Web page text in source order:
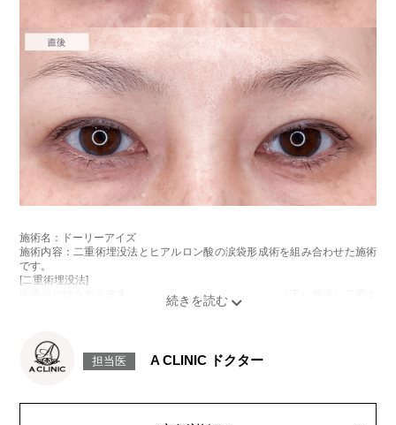
施術名：ドーリーアイズ
施術内容：二重術埋没法とヒアルロン酸の涙袋形成術を組み合わせた施術
です。
[二重術埋没法]
医療用の縫合糸を皮膚から瞼板に通し、結紮した糸を皮下へ埋没し二重ま
施術時間：約15～20分程
リスク、副作用：腫れ、内出血、疼痛、目がごろごろする違和感などが術
症、血管閉塞などが生じることがございます。注入箇所を強く刺激するよ
うなマッサージは1〜2週間ほどお控えください。
担当医 A CLINIC ドクター